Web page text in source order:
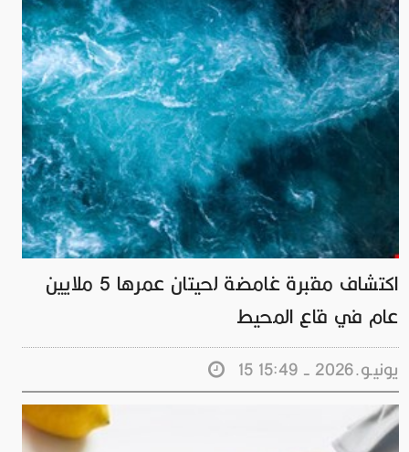
اكتشاف مقبرة غامضة لحيتان عمرها 5 ملايين
عام في قاع المحيط
15 يونيـو.2026 - 15:49